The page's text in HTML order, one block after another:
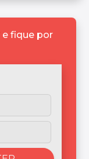
e fique por